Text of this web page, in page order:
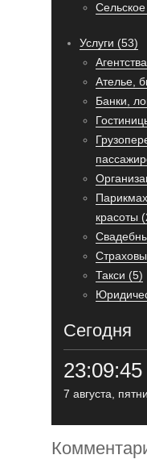
Сельское
Услуги (53)
Ателье,
Банки,
красоты
Такси (5)
Сегодня
23:09:46
7 августа,